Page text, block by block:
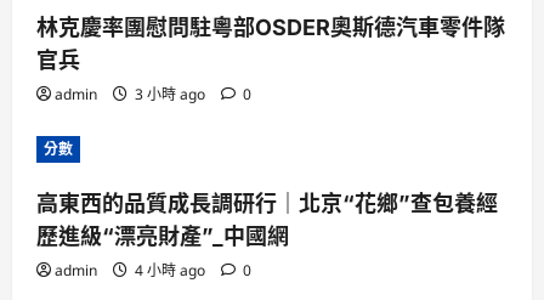
林克慶率團慰問駐粵部OSDER奧斯德汽車零件隊
官兵
admin 3 小時 ago 0
分數
高東西的品質成長調研行｜北京“花鄉”查包養經
歷進級“漂亮財產”_中國網
admin 4 小時 ago 0